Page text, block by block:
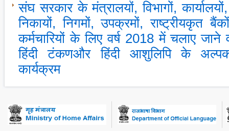
संघ सरकार के मंत्रालयों, विभागों,
निकायों, निगमों, उपक्रमों, राष्‍ट्रीयकृत
कर्मचारियों के लिए वर्ष 2018 में चलाए जाने
हिंदी टंकणऔर हिंदी आशुलिपि के
कार्यक्रम